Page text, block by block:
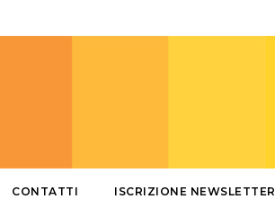
CONTATTI ISCRIZIONE NEWSLETTER